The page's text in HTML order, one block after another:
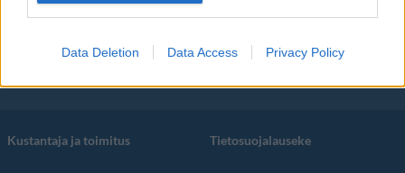
Data Deletion Data Access Privacy Policy
YouTube
Instagram
Kustantaja ja toimitus Tietosuojalauseke